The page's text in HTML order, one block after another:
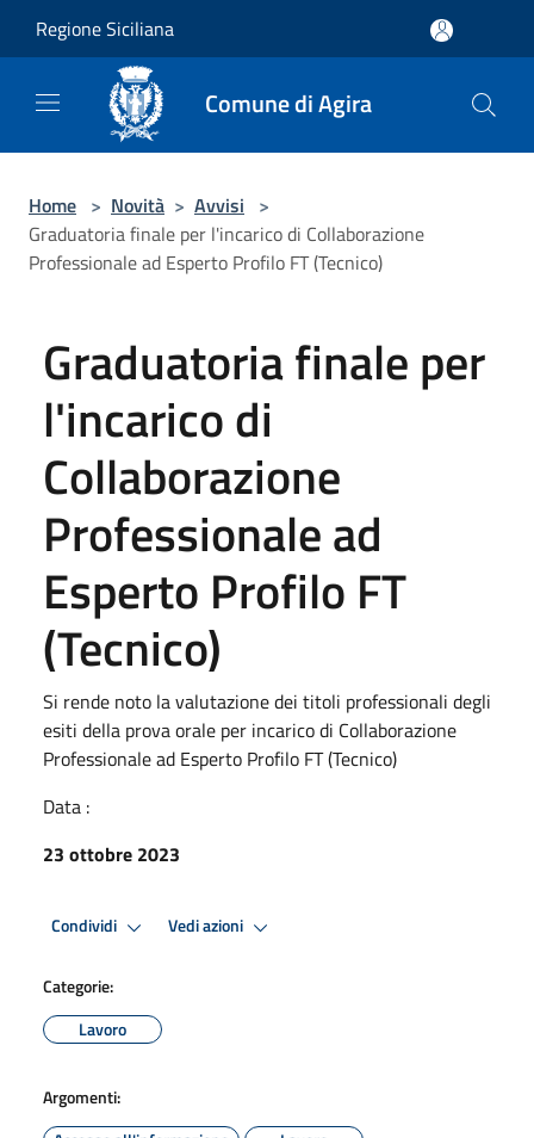
Regione Siciliana
Comune di Agira
Home > Novità > Avvisi >
Graduatoria finale per l'incarico di Collaborazione
Professionale ad Esperto Profilo FT (Tecnico)
Graduatoria finale per
l'incarico di
Collaborazione
Professionale ad
Esperto Profilo FT
(Tecnico)
Si rende noto la valutazione dei titoli professionali degli
esiti della prova orale per incarico di Collaborazione
Professionale ad Esperto Profilo FT (Tecnico)
Data :
23 ottobre 2023
Condividi Vedi azioni
Categorie:
Lavoro
Argomenti: